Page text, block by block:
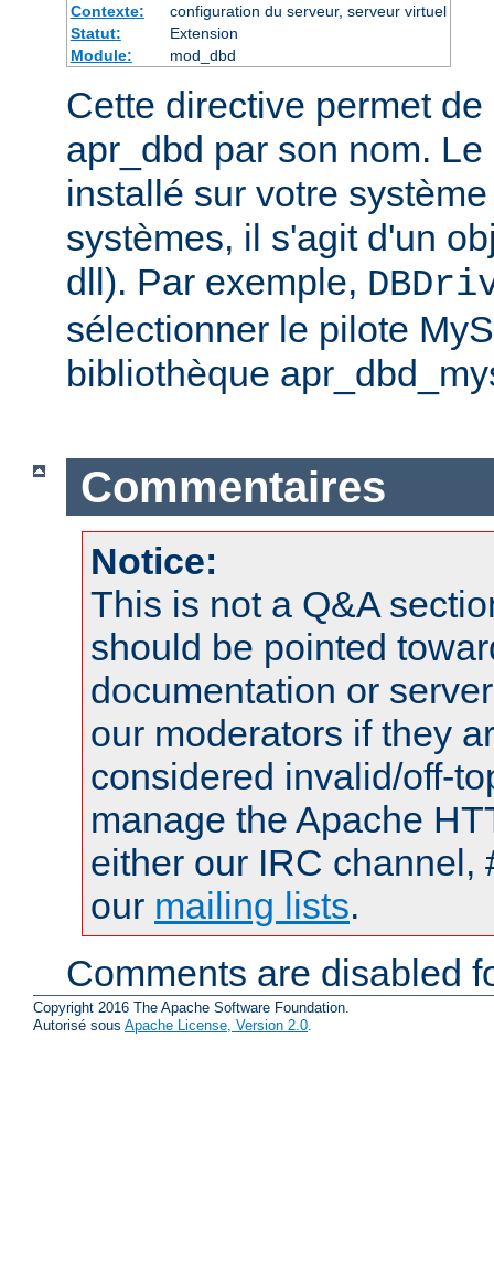
Contexte:
configuration du serveur, serveur virtuel
Statut:
Extension
Module:
mod_dbd
Cette directive permet
apr_dbd par son nom.
installé sur votre
systèmes, il s'agit d'un
dll). Par exemple,
sélectionner le pilote
bibliothèque
Commentaires
Notice:
This is not a Q&A
should be pointed
documentation or
our moderators if they
considered invalid/off-
manage the Apache
either our IRC channel,
our mailing lists.
Comments are disabled
Copyright 2016 The Apache Software Foundation.
Autorisé sous Apache License, Version 2.0